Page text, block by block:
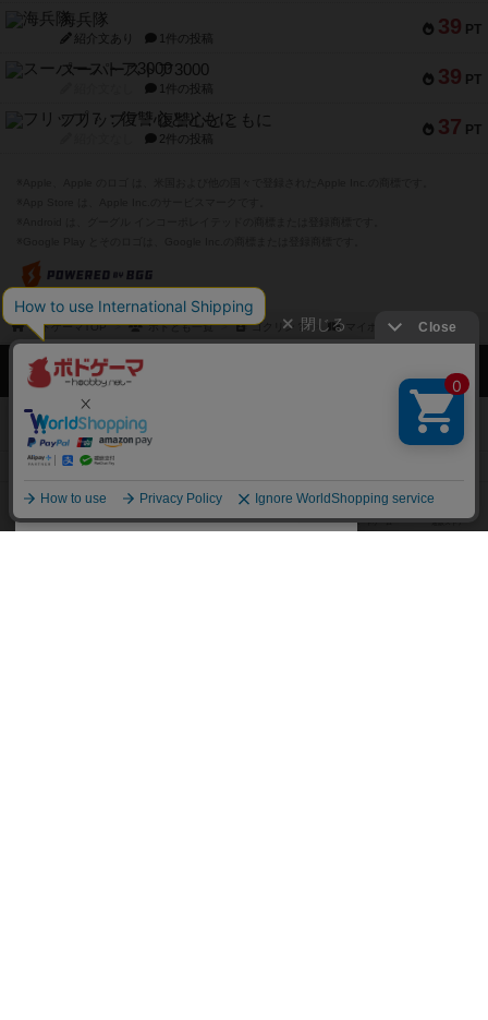
39 PT
海兵隊
紹介文あり 1件の投稿
39 PT
スーパーストア3000
1件の投稿
37 PT
フリップ７：復讐心とともに
2件の投稿
ボドゲーマTOP ボドとも一覧 ゴクリン？ マイボードゲーム
閉じる
ボードゲームのプレイ履歴を記録し
自分のデータを管理しませんか？
約75,000人
遊んだボードゲームを記録する
ボドゲーマTOP
ボードゲームを検索する
ボードゲーム会情報